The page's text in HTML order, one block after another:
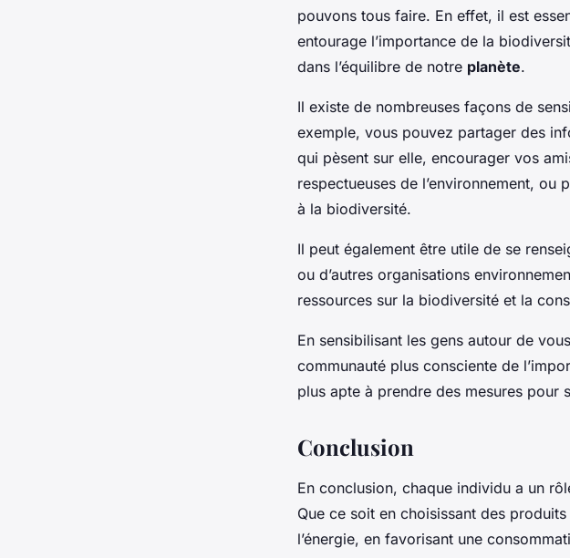
pouvons tous faire. En effet, il est
entourage l’importance de la
dans l’équilibre de notre planète.
Il existe de nombreuses façons de
exemple, vous pouvez partager des
qui pèsent sur elle, encourager vos
respectueuses de l’environnement,
à la biodiversité.
Il peut également être utile de se
ou d’autres organisations
ressources sur la biodiversité et la
En sensibilisant les gens autour de
communauté plus consciente de
plus apte à prendre des mesures pour
Conclusion
En conclusion, chaque individu a un
Que ce soit en choisissant des
l’énergie, en favorisant une